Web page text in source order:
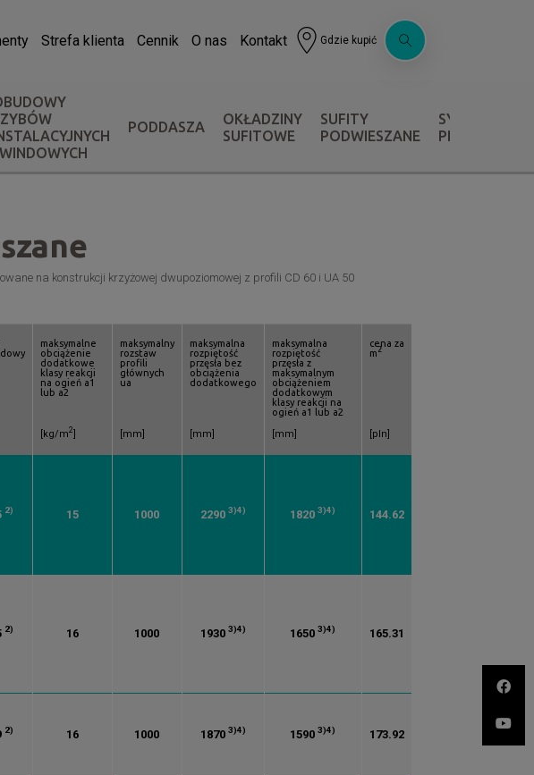
Strefa klienta Cennik O nas Kontakt Gdzie kupić
PODDASZA
OKŁADZINY
SUFITOWE
SUFITY
PODWIESZANE
SYSTEMY
na konstrukcji krzyżowej dwupoziomowej z profili CD 60 i UA 50
maksymalne
obciążenie
dodatkowe
klasy reakcji
na ogień a1
lub a2
[kg/m2]
maksymalny
rozstaw
profili
głównych
ua
[mm]
maksymalna
rozpiętość
przęsła bez
obciążenia
dodatkowego
[mm]
maksymalna
rozpiętość
przęsła z
maksymalnym
obciążeniem
dodatkowym
klasy reakcji na
ogień a1 lub a2
[mm]
cena za
m2
[pln]
2) 15 1000 2290 3)4) 18203)4) 144.62
2) 16 1000 1930 3)4) 16503)4) 165.31
2) 16 1000 1870 3)4) 15903)4) 173.92